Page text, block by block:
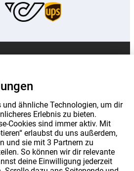
gelten nicht für alle Produkte oder
mehr Informationen.
| Datenschutz | Impressum |
| Cookie-Einstellungen
©2026 Gomibo.at
und ähnliche Technologien, um dir
Erlebnis zu bieten.
Cookies sind immer aktiv. Mit
erlaubst du uns außerdem,
und sie mit 3 Partnern zu
So können wir dir relevante
deine Einwilligung jederzeit